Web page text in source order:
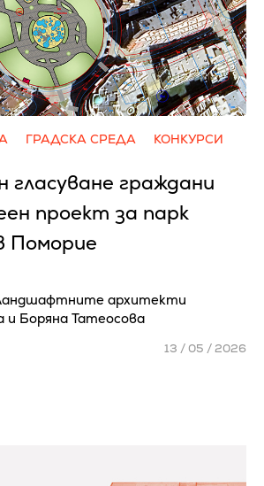
ГРАДСКА СРЕДА КОНКУРСИ
гласуване граждани
проект за парк
Поморие
архитекти
и Боряна Татеосова
13 / 05 / 2026